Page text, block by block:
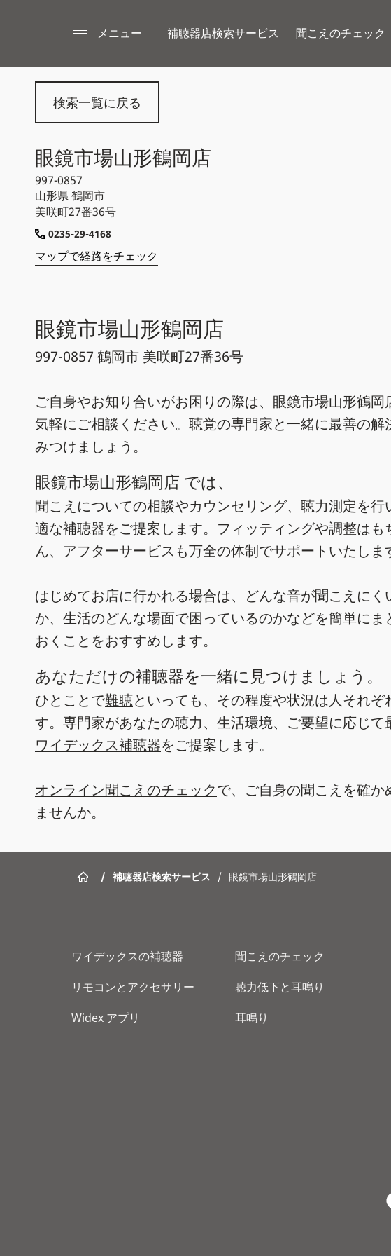
メニュー 補聴器店検索サービス 聞こえのチェック​
検索一覧に戻る
眼鏡市場山形鶴岡店
997-0857
山形県鶴岡市
美咲町27番36号
0235-29-4168
マップで経路をチェック
眼鏡市場山形鶴岡店
997-0857 鶴岡市 美咲町27番36号
ご自身やお知り合いがお困りの際は、眼鏡市場山形鶴岡
気軽にご相談ください。聴覚の専門家と一緒に最善の解
みつけましょう。
眼鏡市場山形鶴岡店 では、
聞こえについての相談やカウンセリング、聴力測定を行
適な補聴器をご提案します。フィッティングや調整はも
ん、アフターサービスも万全の体制でサポートいたしま
はじめてお店に行かれる場合は、どんな音が聞こえにく
か、生活のどんな場面で困っているのかなどを簡単にま
おくことをおすすめします。
あなただけの補聴器を一緒に見つけましょう。
ひとことで難聴といっても、その程度や状況は人それぞ
す。専門家があなたの聴力、生活環境、ご要望に応じて
ワイデックス補聴器をご提案します。
オンライン聞こえのチェックで、ご自身の聞こえを確か
ませんか。
/ 補聴器店検索サービス / 眼鏡市場山形鶴岡店
ワイデックスの補聴器
リモコンとアクセサリー
Widex アプリ
聞こえのチェック
聴力低下と耳鳴り
耳鳴り